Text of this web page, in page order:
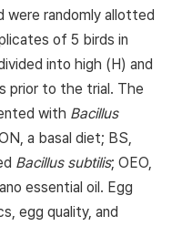
were randomly allotted
of 5 birds in
into high (H) and
prior to the trial. The
with Bacillus
a basal diet; BS,
Bacillus subtilis; OEO,
essential oil. Egg
egg quality, and